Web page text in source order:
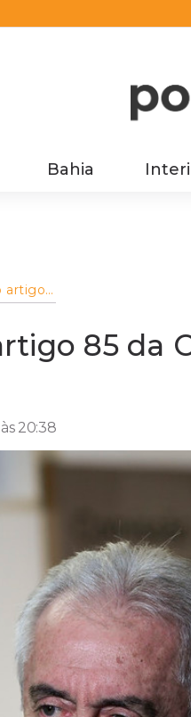
Bahia
artigo
85 da
20:38